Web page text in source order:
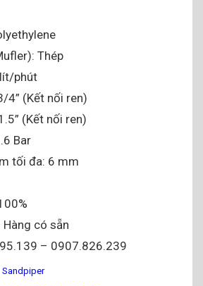
Thép
phút
4” (Kết nối ren)
(Kết nối ren)
Bar
tối đa: 6 mm
có sẵn
– 0907.826.239
Sandpiper